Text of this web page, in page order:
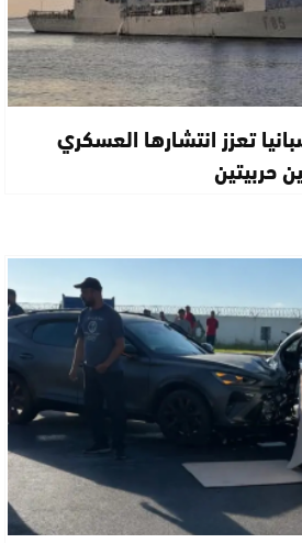
تعزز انتشارها العسكري
حربيتين